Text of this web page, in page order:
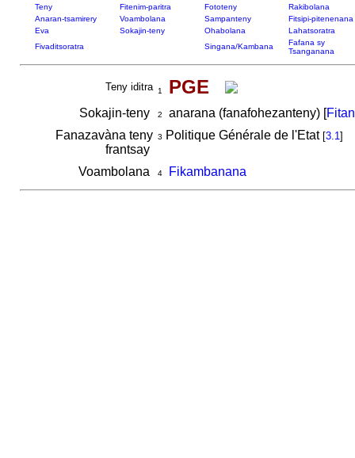
Teny Fitenim-paritra Fototeny
Rakibolana
Anaran-tsamirery
Voambolana Sampanteny
Fitsipi-pitenenana
Eva
Sokajin-teny Ohabolana
Lahatsoratra
Fivaditsoratra
Singana/Kambana
Fafana sy
Tsanganana
Teny iditra 1 PGE
Sokajin-teny 2 anarana (fanafohezanteny) [
Fanazavàna teny
frantsay
3 Politique Générale de l'Etat [3.1]
Voambolana 4 Fikambanana